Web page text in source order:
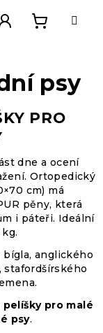
košík
psy
PRO
dne a ocení
Ortopedický
cm) má
pěny, která
i páteři. Ideální
anglického
stafordšírského
pelíšky pro malé
psy.